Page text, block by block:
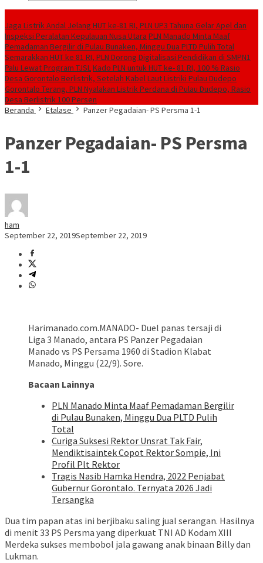
Jaga Listrik Andal Jelang HUT ke-81 RI, PLN UP3 Tahuna Gelar Apel dan
Inspeksi Peralatan Kepulauan Nusa Utara PLN Manado Minta Maaf
Pemadaman Bergilir di Pulau Bunaken, Minggu Dua PLTD Pulih Total
Semarakkan HUT ke 81 RI, PLN Dorong Digitalisasi Pendidikan di SMPN1
Palu Lewat Program TJSLKado PLN untuk HUT ke- 81 RI, 100 % Rasio
Desa Gorontalo Berlistrik, Setelah Kabel Laut Listriki Pulau Dudepo
Gorontalo Terang. PLN Nyalakan Listrik Perdana di Pulau Dudepo, Rasio
Desa Berlistrik 100 Persen
Beranda
Etalase Panzer Pegadaian- PS Persma 1-1
Panzer Pegadaian- PS Persma
1-1
ham
September 22, 2019September 22, 2019
Harimanado.com.MANADO- Duel panas tersaji di
Liga 3 Manado, antara PS Panzer Pegadaian
Manado vs PS Persama 1960 di Stadion Klabat
Manado, Minggu (22/9). Sore.
Bacaan Lainnya
PLN Manado Minta Maaf Pemadaman Bergilir
di Pulau Bunaken, Minggu Dua PLTD Pulih
Total
Curiga Suksesi Rektor Unsrat Tak Fair,
Mendiktisaintek Copot Rektor Sompie, Ini
Profil Plt Rektor
Tragis Nasib Hamka Hendra, 2022 Penjabat
Gubernur Gorontalo. Ternyata 2026 Jadi
Tersangka
Dua tim papan atas ini berjibaku saling jual serangan. Hasilnya
di menit 33 PS Persma yang diperkuat TNI AD Kodam XIII
Merdeka sukses membobol jala gawang anak binaan Billy dan
Lukman.